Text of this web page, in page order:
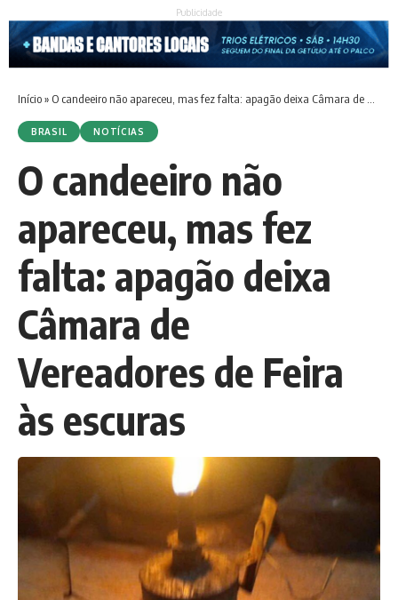
Publicidade
Início» O candeeiro não apareceu, mas fez falta: apagão deixa Câmara de Vereadores de Feira às escuras
BRASIL NOTÍCIAS
O candeeiro não
apareceu, mas fez
falta: apagão deixa
Câmara de
Vereadores de Feira
às escuras